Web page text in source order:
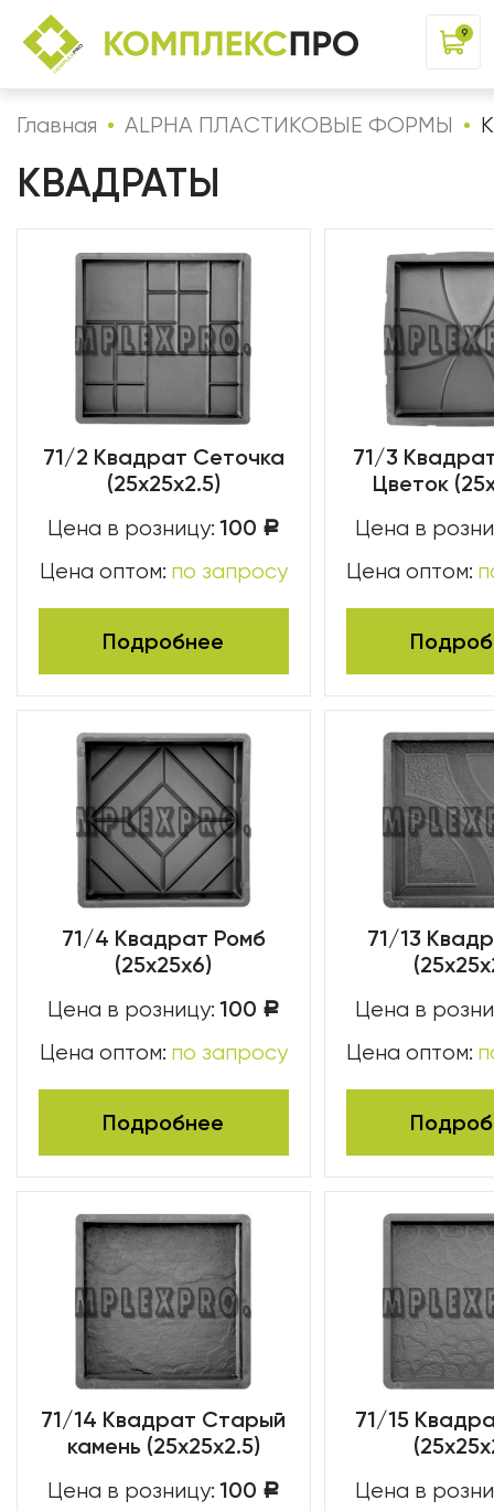
9
Главная ALPHA ПЛАСТИКОВЫЕ ФОРМЫ
КВАДРАТЫ
71/2 Квадрат Сеточка
(25х25х2.5)
Цена в розницу: 100 Р
Цена оптом: по запросу
Подробнее
71/3
Цветок
Цена в
Цена оптом:
71/4 Квадрат Ромб
(25х25х6)
Цена в розницу: 100 Р
Цена оптом: по запросу
Подробнее
71/13
Цена в
Цена оптом:
71/14 Квадрат Старый
камень (25х25х2.5)
Цена в розницу: 100 Р
71/15
Цена в